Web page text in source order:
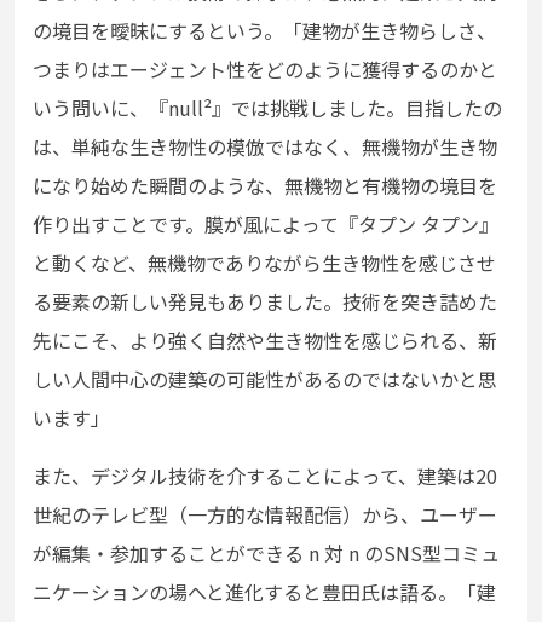
の境目を曖昧にするという。「建物が生き物らしさ、
つまりはエージェント性をどのように獲得するのかと
いう問いに、『null²』では挑戦しました。目指したの
は、単純な生き物性の模倣ではなく、無機物が生き物
になり始めた瞬間のような、無機物と有機物の境目を
作り出すことです。膜が風によって『タプン タプン』
と動くなど、無機物でありながら生き物性を感じさせ
る要素の新しい発見もありました。技術を突き詰めた
先にこそ、より強く自然や生き物性を感じられる、新
しい人間中心の建築の可能性があるのではないかと思
います」
また、デジタル技術を介することによって、建築は20
世紀のテレビ型（一方的な情報配信）から、ユーザー
が編集・参加することができる n 対 n のSNS型コミュ
ニケーションの場へと進化すると豊田氏は語る。「建